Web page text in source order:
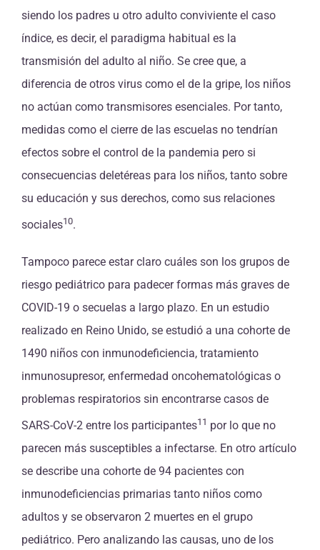
siendo los padres u otro adulto conviviente el caso
índice, es decir, el paradigma habitual es la
transmisión del adulto al niño. Se cree que, a
diferencia de otros virus como el de la gripe, los niños
no actúan como transmisores esenciales. Por tanto,
medidas como el cierre de las escuelas no tendrían
efectos sobre el control de la pandemia pero si
consecuencias deletéreas para los niños, tanto sobre
su educación y sus derechos, como sus relaciones
sociales10.
Tampoco parece estar claro cuáles son los grupos de
riesgo pediátrico para padecer formas más graves de
COVID-19 o secuelas a largo plazo. En un estudio
realizado en Reino Unido, se estudió a una cohorte de
1490 niños con inmunodeficiencia, tratamiento
inmunosupresor, enfermedad oncohematológicas o
problemas respiratorios sin encontrarse casos de
SARS-CoV-2 entre los participantes11 por lo que no
parecen más susceptibles a infectarse. En otro artículo
se describe una cohorte de 94 pacientes con
inmunodeficiencias primarias tanto niños como
adultos y se observaron 2 muertes en el grupo
pediátrico. Pero analizando las causas, uno de los